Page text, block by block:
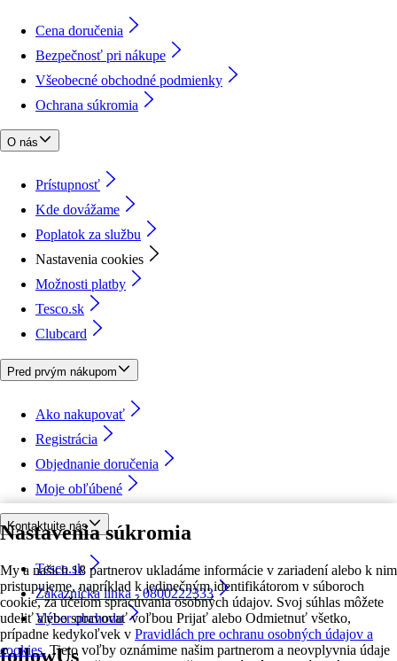
Nastavenia súkromia
My a našich 18 partnerov ukladáme informácie v zariadení alebo k nim
pristupujeme, napríklad k jedinečným identifikátorom v súboroch
cookie, za účelom spracúvania osobných údajov. Svoj súhlas môžete
udeliť alebo spravovať voľbou Prijať alebo Odmietnuť všetko,
prípadne kedykoľvek v Pravidlách pre ochranu osobných údajov a
cookies. Tieto voľby oznámime našim partnerom a neovplyvnia údaje
Cena doručenia
Bezpečnosť pri nákupe
Všeobecné obchodné podmienky
Ochrana súkromia
O nás
Prístupnosť
Kde dovážame
Poplatok za službu
Nastavenia cookies
Možnosti platby
Tesco.sk
Clubcard
Pred prvým nákupom
Ako nakupovať
Registrácia
Objednanie doručenia
Moje obľúbené
Kontaktujte nás
Tesco.sk
Zákaznícka linka - 0800222333
Výber obchodu
followUs